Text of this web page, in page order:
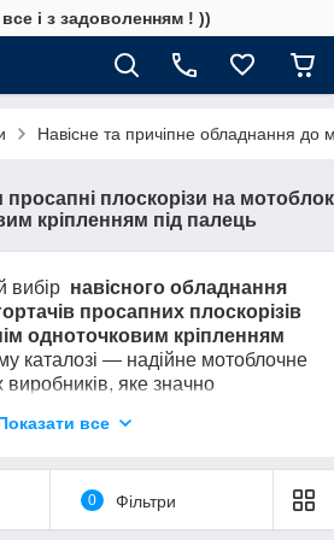
і з задоволенням ! ))
Навісне та причіпне обладнання до
просапні плоскорізи на мотоблок
кріпленням під палець
вибір навісного обладнання
просапних плоскорізів
одноточковим кріпленням
каталозі — надійне мотоблочне
виробників, яке значно
Дзвоніть:
(067)684-71-61
ПІДБЕРЕМО
все
0 Фільтри